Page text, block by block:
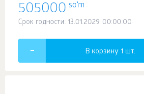
505000 so'm
Срок годности: 13.01.2029 00:00:00
В корзину 1 шт.